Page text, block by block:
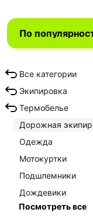
Все категории
Экипировка
Термобелье
Дорожная
Одежда
Мотокуртки
Подшлемники
Дождевики
Посмотреть все